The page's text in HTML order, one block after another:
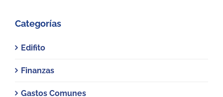
Categorías
Edifito
Finanzas
Gastos Comunes